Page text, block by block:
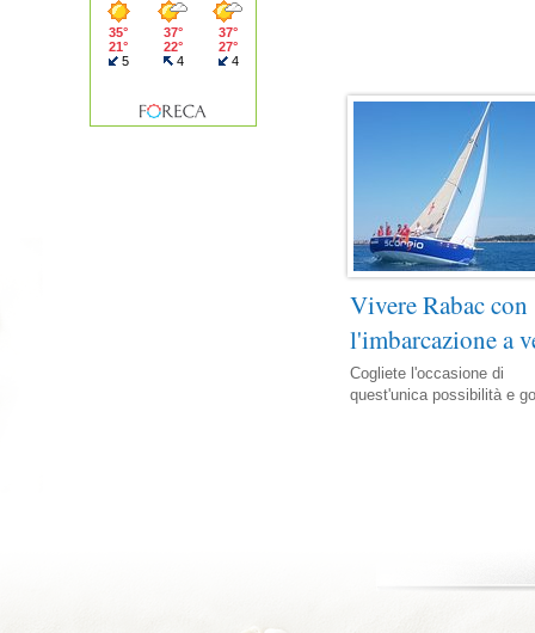
Vivere Rabac con
l'imbarcazione a
Cogliete l'occasione di
quest'unica possibilità e